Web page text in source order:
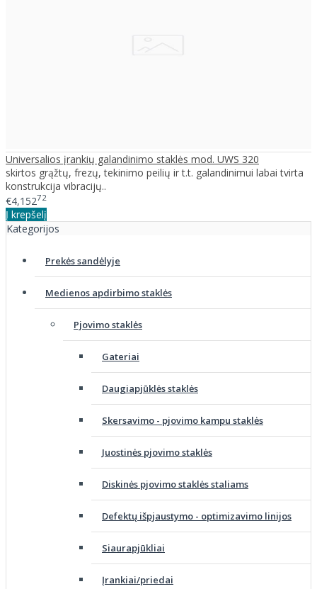
Universalios įrankių galandinimo staklės mod. UWS 320
skirtos grąžtų, frezų, tekinimo peilių ir t.t. galandinimui labai tvirta
konstrukcija vibracijų..
€4,15272
Į krepšelį
Kategorijos
Prekės sandėlyje
Medienos apdirbimo staklės
Pjovimo staklės
Gateriai
Daugiapjūklės staklės
Skersavimo - pjovimo kampu staklės
Juostinės pjovimo staklės
Diskinės pjovimo staklės staliams
Defektų išpjaustymo - optimizavimo linijos
Siaurapjūkliai
Įrankiai/priedai